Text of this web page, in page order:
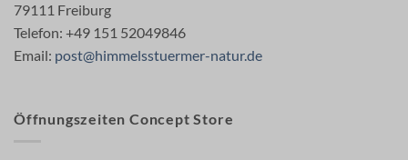
79111 Freiburg
Telefon: +49 151 52049846
Email: post@himmelsstuermer-natur.de
Öffnungszeiten Concept Store